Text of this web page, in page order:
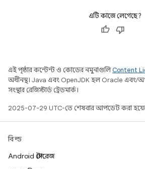
এটি কাজে লেগেছে?
এই পৃষ্ঠার কন্টেন্ট ও কোডের নমুনাগুলিContent
অধীনস্থ। Java এবং OpenJDK হল Oracle এবং/
সংস্থার রেজিস্টার্ড ট্রেডমার্ক।
2025-07-29 UTC-তে শেষবার আপডেট করা
বিল্ড
Android স্টোরেজ